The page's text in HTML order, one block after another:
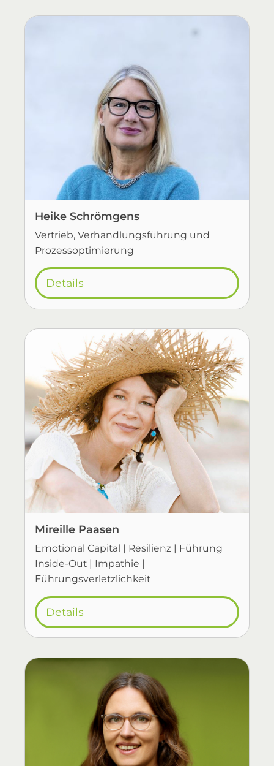
Heike Schrömgens
Vertrieb, Verhandlungsführung und
Prozessoptimierung
Details
Mireille Paasen
Emotional Capital | Resilienz | Führung
Inside-Out | Impathie |
Führungsverletzlichkeit
Details